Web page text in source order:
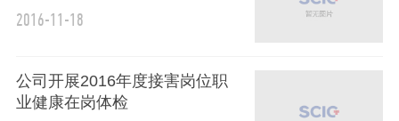
2016-11-18
公司开展2016年度接害岗位职
业健康在岗体检